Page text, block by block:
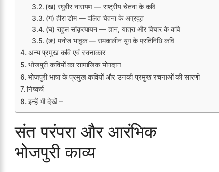
(ख) रघुवीर नारायण — राष्ट्रीय चेतना के कवि
(ग) हीरा डोम — दलित चेतना के अग्रदूत
(घ) राहुल सांकृत्यायन — ज्ञान, यात्रा और विचार के कवि
(ङ) मनोज भावुक — समकालीन युग के प्रतिनिधि कवि
अन्य प्रमुख कवि एवं रचनाकार
भोजपुरी कवियों का सामाजिक योगदान
भोजपुरी भाषा के प्रमुख कवियों और उनकी प्रमुख रचनाओं की सारणी
निष्कर्ष
इन्हें भी देखें –
संत परंपरा और आरंभिक
भोजपुरी काव्य